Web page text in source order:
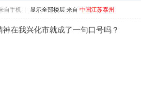
自手机 显示全部楼层 来自 中国江苏泰州
在我兴化市就成了一句口号吗？